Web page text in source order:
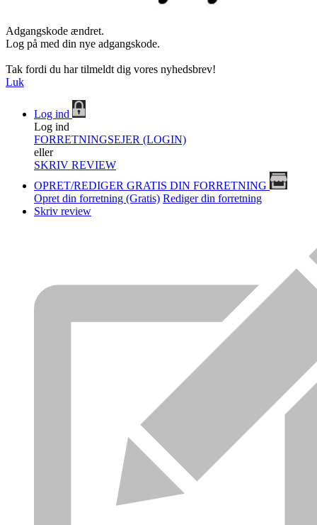
Adgangskode ændret.
Log på med din nye adgangskode.
Tak fordi du har tilmeldt dig vores nyhedsbrev!
Luk
Log ind
Log ind
FORRETNINGSEJER (LOGIN)
eller
SKRIV REVIEW
OPRET/REDIGER GRATIS DIN FORRETNING
Opret din forretning (Gratis) Rediger din forretning
Skriv review